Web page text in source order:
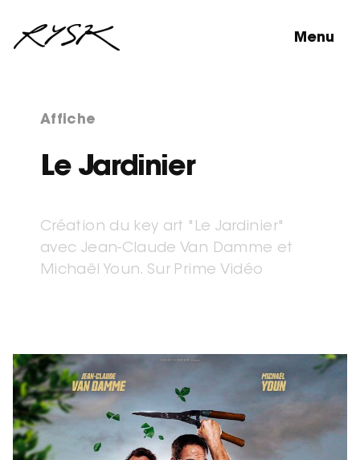
Affiche
Le Jardinier
Création du key art "Le Jardinier"
avec Jean-Claude Van Damme et
Michaël Youn. Sur Prime Vidéo
Menu